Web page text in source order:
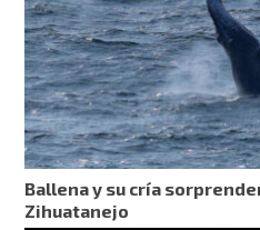
Ballena y su cría
Zihuatanejo